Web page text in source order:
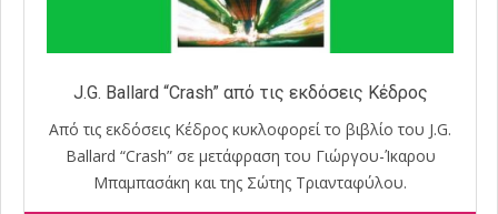
J.G. Ballard “Crash” από τις εκδόσεις Κέδρος
Από τις εκδόσεις Κέδρος κυκλοφορεί το βιβλίο του J.G.
Ballard “Crash” σε μετάφραση του Γιώργου-Ίκαρου
Μπαμπασάκη και της Σώτης Τριανταφύλου.